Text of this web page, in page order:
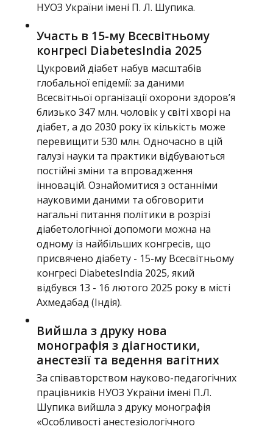
НУОЗ України імені П. Л. Шупика.
Участь в 15-му Всесвітньому
конгресі DiabetesIndia 2025
Цукровий діабет набув масштабів
глобальної епідемії: за даними
Всесвітньої організації охорони здоров’я
близько 347 млн. чоловік у світі хворі на
діабет, а до 2030 року їх кількість може
перевищити 530 млн. Одночасно в цій
галузі науки та практики відбуваються
постійні зміни та впровадження
інновацій. Ознайомитися з останніми
науковими даними та обговорити
нагальні питання політики в розрізі
діабетологічної допомоги можна на
одному із найбільших конгресів, що
присвячено діабету - 15-му Всесвітньому
конгресі DiabetesIndia 2025, який
відбувся 13 - 16 лютого 2025 року в місті
Ахмедабад (Індія).
Вийшла з друку нова
монографія з діагностики,
анестезії та ведення вагітних
За співавторством науково-педагогічних
працівників НУОЗ України імені П.Л.
Шупика вийшла з друку монографія
«Особливості анестезіологічного